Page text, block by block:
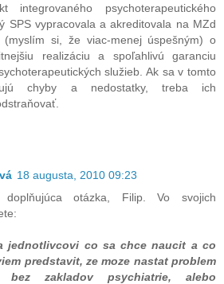
integrovaného psychoterapeutického
SPS vypracovala a akreditovala na MZd
(myslím si, že viac-menej úspešným) o
realizáciu a spoľahlivú garanciu
služieb. Ak sa v tomto
chyby a nedostatky, treba ich
18 augusta, 2010 09:23
otázka, Filip. Vo svojich
jednotlivcovi co sa chce naucit a co
predstavit, ze moze nastat problem
bez zakladov psychiatrie, alebo